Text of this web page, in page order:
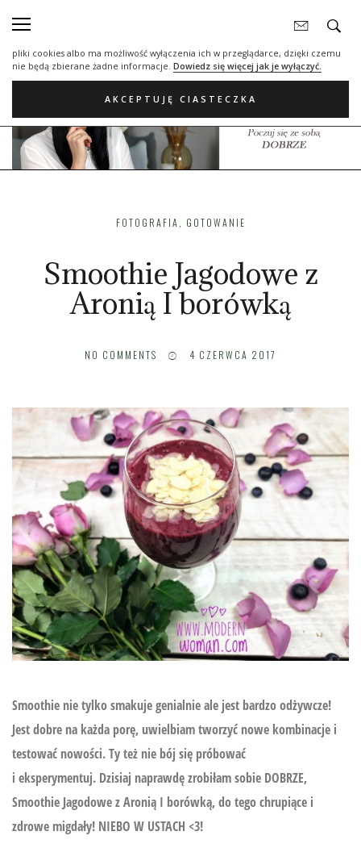
statystycznych, reklamowych oraz funkcjonalnych. Dzięki nim możemy
pliki cookies albo ma możliwość wyłączenia ich w przeglądarce, dzięki czemu
nie będą zbierane żadne informacje. Dowiedz się więcej jak je wyłączyć.
AKCEPTUJĘ CIASTECZKA
FOTOGRAFIA , GOTOWANIE
Smoothie Jagodowe z
Aronią I borówką
NO COMMENTS 4 CZERWCA 2017
Smoothie nie tylko smakuje genialnie ale jest bardzo odżywcze!
Jest dobre na każda porę, uwielbiam tworzyć nowe kombinacje i
testować nowości. Ty też nie bój się próbować
i eksperymentuj. Dzisiaj naprawdę zrobiłam sobie DOBRZE,
Smoothie Jagodowe z Aronią I borówką, do tego chrupiące i
zdrowe migdały! NIEBO W USTACH <3!